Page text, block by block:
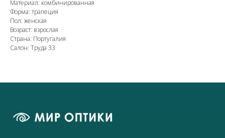
Материал: комбинированная
Форма: трапеция
Пол: женская
Возраст: взрослая
Страна: Португалия
Салон: Труда 33